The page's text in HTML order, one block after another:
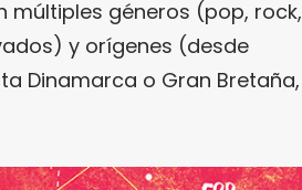
géneros (pop, rock,
y orígenes (desde
Dinamarca o Gran Bretaña,